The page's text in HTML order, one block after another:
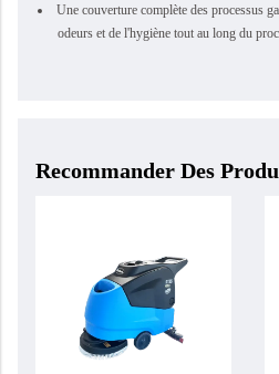
Une couverture complète des processus
odeurs et de l'hygiène tout au long du
Recommander Des